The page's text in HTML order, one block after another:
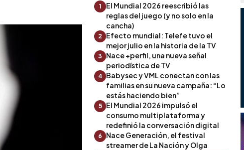
1
El Mundial 2026 reescribió las
reglas del juego (y no solo en la
cancha)
2
Efecto mundial: Telefe tuvo el
mejor julio en la historia de la TV
3
Nace +perfil, una nueva señal
periodística de TV
4 Babysec y VML conectan con las
familias en su nueva campaña: “Lo
estás haciendo bien”
5
El Mundial 2026 impulsó el
consumo multiplataforma y
redefinió la conversación digital
6
Nace Generación, el festival
streamer de La Nación y Olga